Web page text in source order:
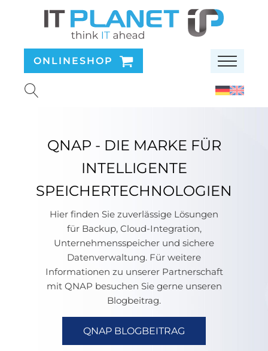
ONLINESHOP
QNAP - DIE MARKE FÜR
INTELLIGENTE
SPEICHERTECHNOLOGIEN
Hier finden Sie zuverlässige Lösungen
für Backup, Cloud-Integration,
Unternehmensspeicher und sichere
Datenverwaltung. Für weitere
Informationen zu unserer Partnerschaft
mit QNAP besuchen Sie gerne unseren
Blogbeitrag.
QNAP BLOGBEITRAG